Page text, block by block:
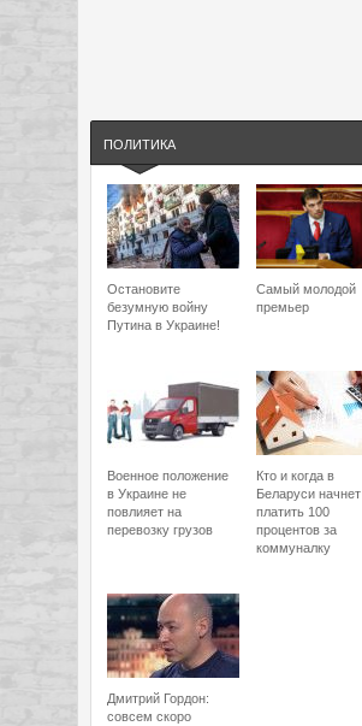
ПОЛИТИКА
Остановите
безумную войну
Путина в Украине!
Самый молодой
премьер
Военное положение
в Украине не
повлияет на
перевозку грузов
Кто и когда в
Беларуси начнет
платить 100
процентов за
коммуналку
Дмитрий Гордон:
совсем скоро